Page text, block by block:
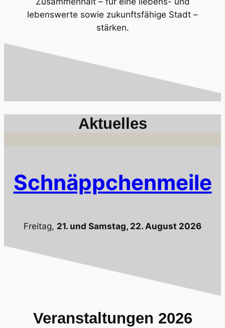
lebenswerte sowie zukunftsfähige Stadt –
stärken.
Aktuelles
Schnäppchenmeile
Freitag, 21. und Samstag, 22. August 2026
Veranstaltungen 2026